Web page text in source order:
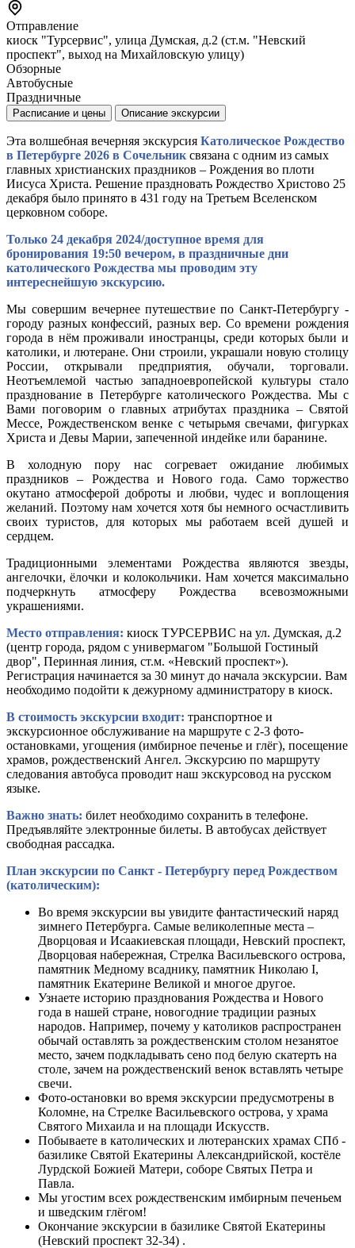
Отправление
киоск "Турсервис", улица Думская, д.2 (ст.м. "Невский
проспект", выход на Михайловскую улицу)
Обзорные
Автобусные
Праздничные
Расписание и цены Описание экскурсии
Эта волшебная вечерняя экскурсия Католическое Рождество
в Петербурге 2026 в Сочельник связана с одним из самых
главных христианских праздников – Рождения во плоти
Иисуса Христа. Решение праздновать Рождество Христово 25
декабря было принято в 431 году на Третьем Вселенском
церковном соборе.
Только 24 декабря 2024/доступное время для
бронирования 19:50 вечером, в праздничные дни
католического Рождества мы проводим эту
интереснейшую экскурсию.
Мы совершим вечернее путешествие по Санкт-Петербургу -
городу разных конфессий, разных вер. Со времени рождения
города в нём проживали иностранцы, среди которых были и
католики, и лютеране. Они строили, украшали новую столицу
России, открывали предприятия, обучали, торговали.
Неотъемлемой частью западноевропейской культуры стало
празднование в Петербурге католического Рождества. Мы с
Вами поговорим о главных атрибутах праздника – Святой
Мессе, Рождественском венке с четырьмя свечами, фигурках
Христа и Девы Марии, запеченной индейке или баранине.
В холодную пору нас согревает ожидание любимых
праздников – Рождества и Нового года. Само торжество
окутано атмосферой доброты и любви, чудес и воплощения
желаний. Поэтому нам хочется хотя бы немного осчастливить
своих туристов, для которых мы работаем всей душей и
сердцем.
Традиционными элементами Рождества являются звезды,
ангелочки, ёлочки и колокольчики. Нам хочется максимально
подчеркнуть атмосферу Рождества всевозможными
украшениями.
Место отправления: киоск ТУРСЕРВИС на ул. Думская, д.2
(центр города, рядом с универмагом "Большой Гостиный
двор", Перинная линия, ст.м. «Невский проспект»).
Регистрация начинается за 30 минут до начала экскурсии. Вам
необходимо подойти к дежурному администратору в киоск.
В стоимость экскурсии входит: транспортное и
экскурсионное обслуживание на маршруте с 2-3 фото-
остановками, угощения (имбирное печенье и глёг), посещение
храмов, рождественский Ангел. Экскурсию по маршруту
следования автобуса проводит наш экскурсовод на русском
языке.
Важно знать: билет необходимо сохранить в телефоне.
Предъявляйте электронные билеты. В автобусах действует
свободная рассадка.
План экскурсии по Санкт - Петербургу перед Рождеством
(католическим):
Во время экскурсии вы увидите фантастический наряд
зимнего Петербурга. Самые великолепные места –
Дворцовая и Исаакиевская площади, Невский проспект,
Дворцовая набережная, Стрелка Васильевского острова,
памятник Медному всаднику, памятник Николаю I,
памятник Екатерине Великой и многое другое.
Узнаете историю празднования Рождества и Нового
года в нашей стране, новогодние традиции разных
народов. Например, почему у католиков распространен
обычай оставлять за рождественским столом незанятое
место, зачем подкладывать сено под белую скатерть на
столе, зачем на рождественский венок вставлять четыре
свечи.
Фото-остановки во время экскурсии предусмотрены в
Коломне, на Стрелке Васильевского острова, у храма
Святого Михаила и на площади Искусств.
Побываете в католических и лютеранских храмах СПб -
базилике Святой Екатерины Александрийской, костёле
Лурдской Божией Матери, соборе Святых Петра и
Павла.
Мы угостим всех рождественским имбирным печеньем
и шведским глёгом!
Окончание экскурсии в базилике Святой Екатерины
(Невский проспект 32-34) .